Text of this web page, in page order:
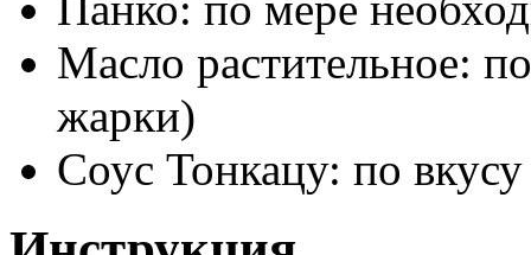
Масло растительное:
жарки)
Соус Тонкацу: по вкусу